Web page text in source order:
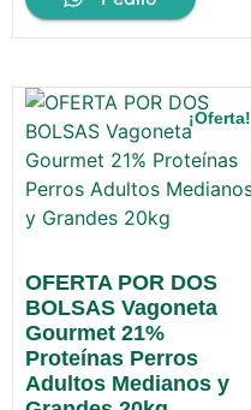
¡Oferta!
OFERTA POR DOS
BOLSAS Vagoneta
Gourmet 21%
Proteínas Perros
Adultos Medianos y